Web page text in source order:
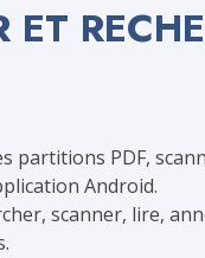
partitions PDF,
Android.
scanner, lire,